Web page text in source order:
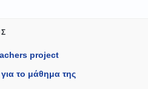
project
για το μάθημα της